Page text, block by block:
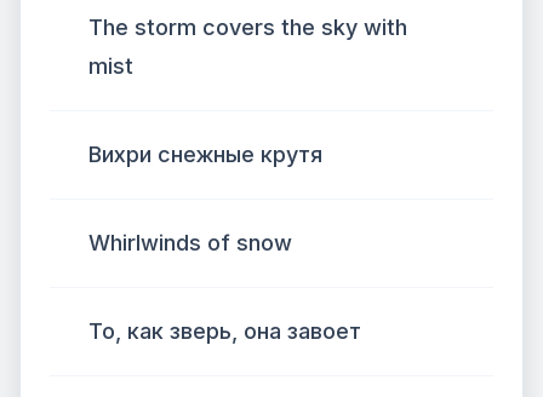
The storm covers the sky with
mist
Вихри снежные крутя
Whirlwinds of snow
То, как зверь, она завоет